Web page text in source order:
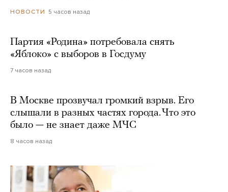
НОВОСТИ 5 часов назад
Партия «Родина» потребовала снять
«Яблоко» с выборов в Госдуму
7 часов назад
В Москве прозвучал громкий взрыв. Его
слышали в разных частях города. Что это
было — не знает даже МЧС
8 часов назад